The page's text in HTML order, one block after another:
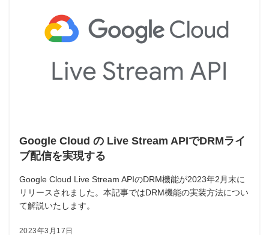
Google Cloud の Live Stream APIでDRMライ
ブ配信を実現する
Google Cloud Live Stream APIのDRM機能が2023年2月末に
リリースされました。本記事ではDRM機能の実装方法につい
て解説いたします。
2023年3月17日